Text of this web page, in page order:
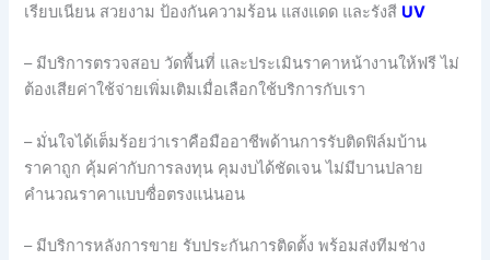
เรียบเนียน สวยงาม ป้องกันความร้อน แสงแดด และรังสี UV
– มีบริการตรวจสอบ วัดพื้นที่ และประเมินราคาหน้างานให้ฟรี ไม่
ต้องเสียค่าใช้จ่ายเพิ่มเติมเมื่อเลือกใช้บริการกับเรา
– มั่นใจได้เต็มร้อยว่าเราคือมืออาชีพด้านการรับติดฟิล์มบ้าน
ราคาถูก คุ้มค่ากับการลงทุน คุมงบได้ชัดเจน ไม่มีบานปลาย
คำนวณราคาแบบซื่อตรงแน่นอน
– มีบริการหลังการขาย รับประกันการติดตั้ง พร้อมส่งทีมช่าง